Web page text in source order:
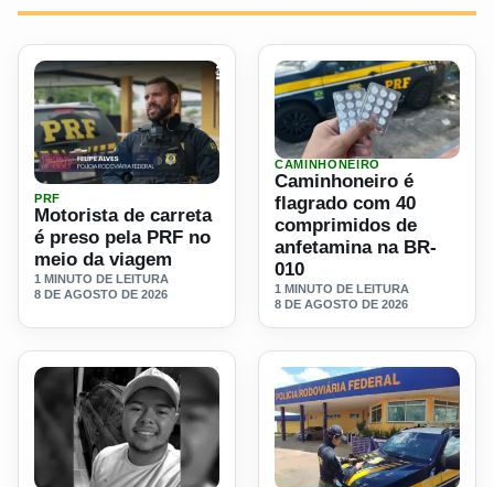
Ler materia: Motorista de carreta é preso pela PRF no
PRF
Motorista de carreta
é preso pela PRF no
meio da viagem
1 MINUTO DE LEITURA
8 DE AGOSTO DE 2026
Ler materia: Caminhoneiro
CAMINHONEIRO
Caminhoneiro é
flagrado com 40
comprimidos de
anfetamina na BR-
010
1 MINUTO DE LEITURA
8 DE AGOSTO DE 2026